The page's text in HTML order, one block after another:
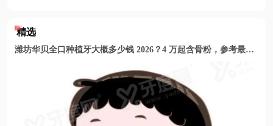
精选
潍坊华贝全口种植牙大概多少钱 2026？4 万起含骨粉，参考最新价格表更安心